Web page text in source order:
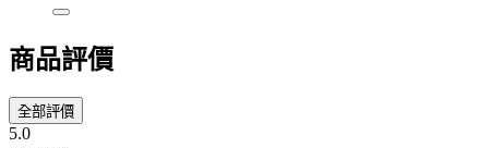
商品評價
全部評價
5.0